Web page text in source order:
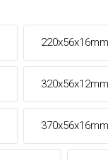
220x56x16mm
320x56x12mm
370x56x16mm